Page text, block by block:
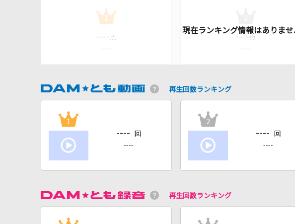
1
---- 点
----
---- 点
----
再生回数ランキング
1
---- 回
----
2
---- 回
----
再生回数ランキング